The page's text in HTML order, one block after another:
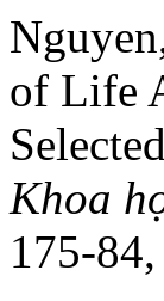
of Life
Khoa
175-